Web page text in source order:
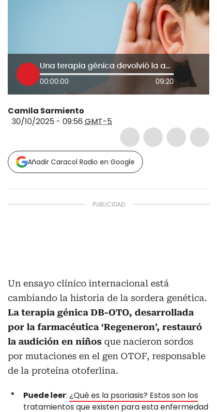
Una terapia génica devolvió la audición a niños nacidos sordos
00:00:00 09:20
Camila Sarmiento
30/10/2025 - 09:56 GMT-5
Añadir Caracol Radio en Google
Un ensayo clínico internacional está
cambiando la historia de la sordera genética.
La terapia génica DB-OTO, desarrollada
por la farmacéutica ‘Regeneron’, restauró
la audición en niños que nacieron sordos
por mutaciones en el gen OTOF, responsable
de la proteína otoferlina.
Puede leer: ¿Qué es la psoriasis? Estos son los
tratamientos que existen para esta enfermedad